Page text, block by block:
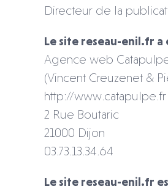
Directeur de la
Le site reseau-enil.fr a
Agence web
(Vincent Creuzenet &
http://www.catapulpe.fr
2 Rue Boutaric
21000 Dijon
03.73.13.34.64
Le site reseau-enil.fr